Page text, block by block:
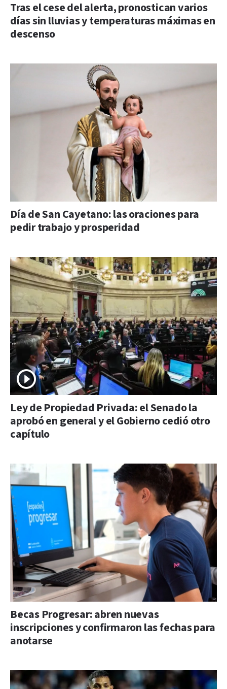
Tras el cese del alerta, pronostican varios
días sin lluvias y temperaturas máximas en
descenso
Día de San Cayetano: las oraciones para
pedir trabajo y prosperidad
Ley de Propiedad Privada: el Senado la
aprobó en general y el Gobierno cedió otro
capítulo
Becas Progresar: abren nuevas
inscripciones y confirmaron las fechas para
anotarse